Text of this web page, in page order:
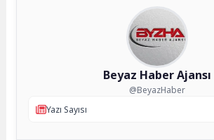
Beyaz Haber Ajansı
@BeyazHaber
Yazı Sayısı